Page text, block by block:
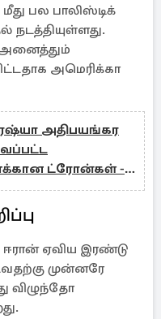
பல பாலிஸ்டிக்
அமெரிக்கா
அதிபயங்கர
ட்ரோன்கள் -
ஈரான் ஏவிய இரண்டு
முன்னரே
விழுந்தோ